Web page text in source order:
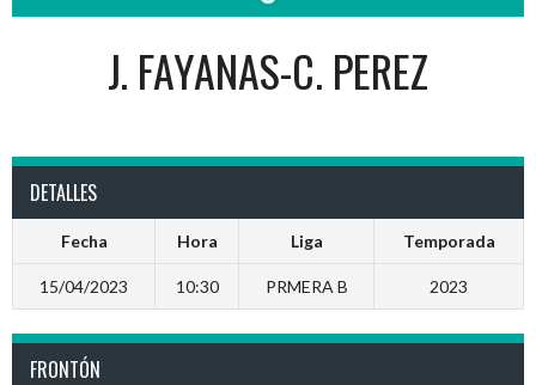
J. FAYANAS-C. PEREZ
DETALLES
Fecha Hora Liga Temporada
15/04/2023 10:30 PRMERA B 2023
FRONTÓN